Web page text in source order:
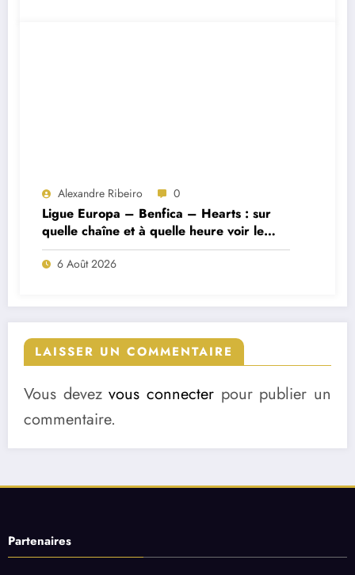
Alexandre Ribeiro 0
Ligue Europa – Benfica – Hearts : sur
quelle chaîne et à quelle heure voir le
match ?
6 Août 2026
LAISSER UN COMMENTAIRE
Vous devezvous connecter pour publier un
commentaire.
Partenaires